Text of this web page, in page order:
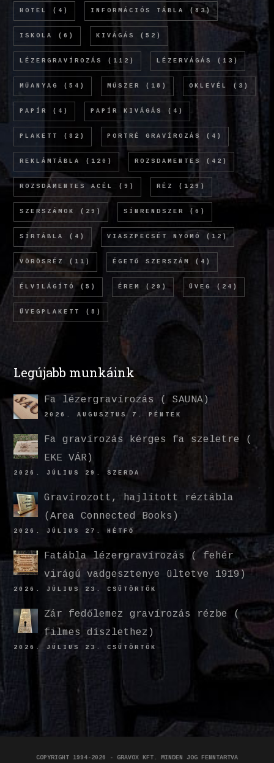
HOTEL (4) INFORMÁCIÓS TÁBLA (83)
ISKOLA (6) KIVÁGÁS (52)
LÉZERGRAVÍROZÁS (112) LÉZERVÁGÁS (13)
MŰANYAG (54) MŰSZER (18) OKLEVÉL (3)
PAPÍR (4) PAPÍR KIVÁGÁS (4)
PLAKETT (82) PORTRÉ GRAVÍROZÁS (4)
REKLÁMTÁBLA (120) ROZSDAMENTES (42)
ROZSDAMENTES ACÉL (9) RÉZ (129)
SZERSZÁMOK (29) SÍNRENDSZER (6)
SÍRTÁBLA (4) VIASZPECSÉT NYOMÓ (12)
VÖRÖSRÉZ (11) ÉGETŐ SZERSZÁM (4)
ÉLVILÁGÍTÓ (5) ÉREM (29) ÜVEG (24)
ÜVEGPLAKETT (8)
Legújabb munkáink
Fa lézergravírozás ( SAUNA)
2026. AUGUSZTUS 7. PÉNTEK
Fa gravírozás kérges fa szeletre (
EKE VÁR)
2026. JÚLIUS 29. SZERDA
Gravírozott, hajlított réztábla
(Area Connected Books)
2026. JÚLIUS 27. HÉTFŐ
Fatábla lézergravírozás ( fehér
virágú vadgesztenye ültetve 1919)
2026. JÚLIUS 23. CSÜTÖRTÖK
Zár fedőlemez gravírozás rézbe (
filmes díszlethez)
2026. JÚLIUS 23. CSÜTÖRTÖK
COPYRIGHT 1994-2026 - GRAVOX KFT. MINDEN JOG FENNTARTVA